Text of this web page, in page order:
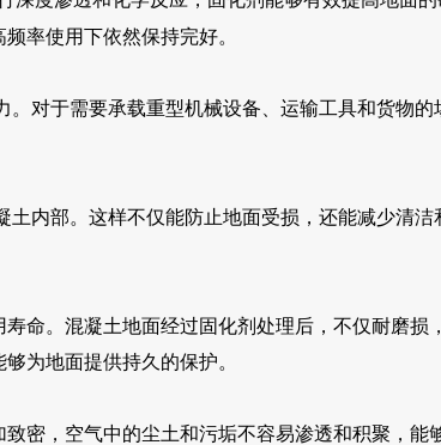
率使用下依然保持完好。
。对于需要承载重型机械设备、运输工具和货物
土内部。这样不仅能防止地面受损，还能减少清
命。混凝土地面经过固化剂处理后，不仅耐磨损
为地面提供持久的保护。
密，空气中的尘土和污垢不容易渗透和积聚，